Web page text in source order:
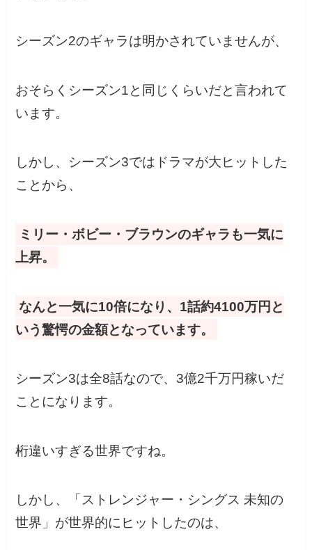
シーズン2のギャラは明かされていませんが、
おそらくシーズン1と同じくらいだと言われて
います。
しかし、シーズン3ではドラマが大ヒットした
ことから、
ミリー・ボビー・ブラウンのギャラも一気に
上昇。
なんと一気に10倍になり、1話約4100万円と
いう驚愕の金額となっています。
シーズン3は全8話なので、3億2千万円稼いだ
ことになります。
桁違いすぎる世界ですね。
しかし、「ストレンジャー・シングス 未知の
世界」が世界的にヒットしたのは、